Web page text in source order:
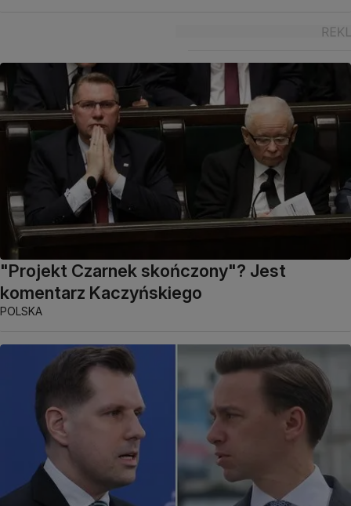
"Projekt Czarnek skończony"? Jest
komentarz Kaczyńskiego
POLSKA